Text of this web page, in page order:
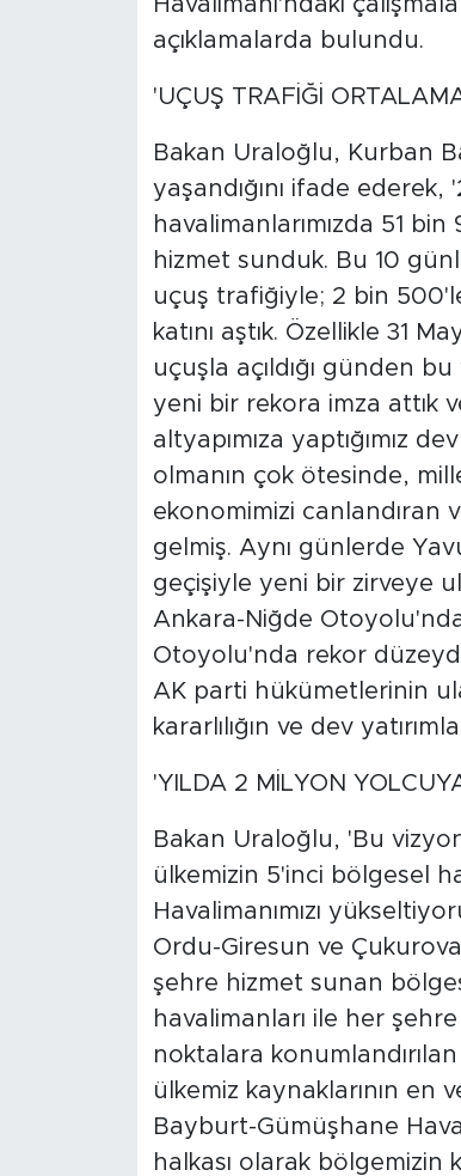
açıklamalarda bulundu.
'UÇUŞ TRAFİĞİ
Bakan Uraloğlu, Kurban
yaşandığını ifade ederek,
havalimanlarımızda 51
hizmet sunduk. Bu 10
uçuş trafiğiyle; 2 bin
katını aştık. Özellikle 31
uçuşla açıldığı günden
yeni bir rekora imza attık
altyapımıza yaptığımız
olmanın çok ötesinde,
ekonomimizi canlandıran
gelmiş. Aynı günlerde
geçişiyle yeni bir zirveye
Ankara-Niğde
Otoyolu'nda rekor
AK parti hükümetlerinin
kararlılığın ve dev
'YILDA 2 MİLYON
Bakan Uraloğlu, 'Bu
ülkemizin 5'inci bölgesel
Havalimanımızı
Ordu-Giresun ve
şehre hizmet sunan
havalimanları ile her
noktalara
ülkemiz kaynaklarının en
Bayburt-Gümüşhane
halkası olarak bölgemizin